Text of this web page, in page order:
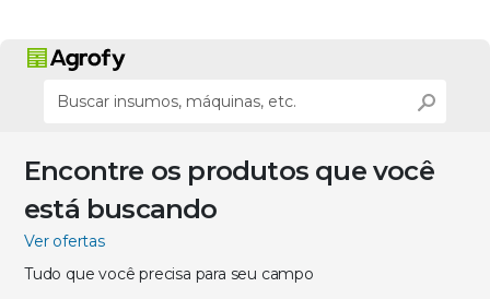
Encontre os produtos que você
está buscando
Ver ofertas
Tudo que você precisa para seu campo